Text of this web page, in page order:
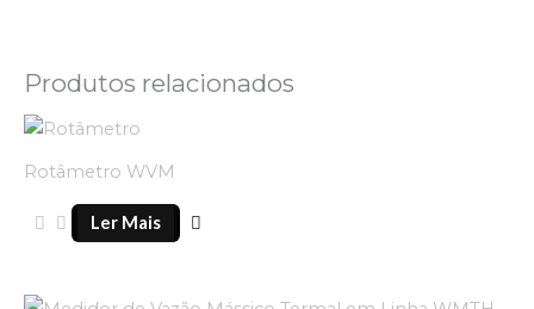
Produtos relacionados
Rotâmetro WVM
Ler Mais